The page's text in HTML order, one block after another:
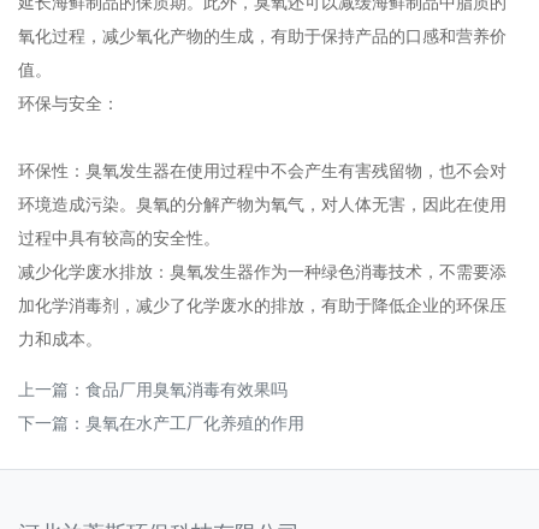
氧化过程，减少氧化产物的生成，有助于保持产品的口感和营养价
值‌。
‌环保与安全‌：
‌环保性‌：臭氧发生器在使用过程中不会产生有害残留物，也不会对
环境造成污染。臭氧的分解产物为氧气，对人体无害，因此在使用
过程中具有较高的安全性‌。
‌减少化学废水排放‌：臭氧发生器作为一种绿色消毒技术，不需要添
加化学消毒剂，减少了化学废水的排放，有助于降低企业的环保压
力和成本‌。
上一篇： 食品厂用臭氧消毒有效果吗
下一篇： 臭氧在水产工厂化养殖的作用